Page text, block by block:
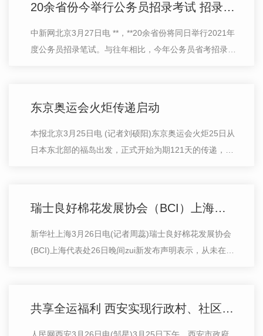
20余省份今举行公务员招录考试 招录更重基层
中新网北京3月27日电 **，**20余省份将同日举行2021年
度公务员招录笔试。与往年相比，今年公务员省考招录普
东京奥运会火炬传递启动
本报北京3月25日电 (记者刘硕阳)东京奥运会火炬25日从
日本东北部的福岛出发，正式开始为期121天的传递，火
瑞士良好棉花发展协会（BCI）上海代表处：从未在新疆发现一例有关强迫劳动的事件
新华社上海3月26日电(记者周蕊)瑞士良好棉花发展协会
(BCI)上海代表处26日晚间zui新发布声明表示，从未在新
共享全运福利 西安实现行政村、社区全民健身基础设施“全覆盖”